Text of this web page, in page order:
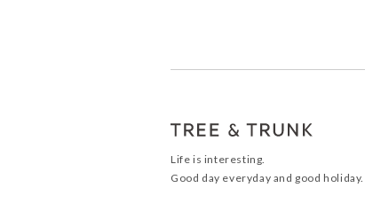
Life is interesting.
Good day everyday and good holiday.